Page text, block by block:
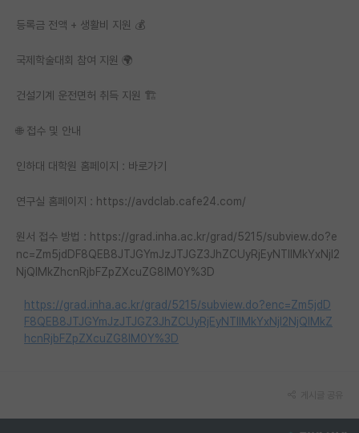
등록금 전액 + 생활비 지원 💰
국제학술대회 참여 지원 🌍
건설기계 운전면허 취득 지원 🏗️
🌐 접수 및 안내
인하대 대학원 홈페이지 : 바로가기
연구실 홈페이지 : https://avdclab.cafe24.com/
원서 접수 방법 : https://grad.inha.ac.kr/grad/5215/subview.do?e
nc=Zm5jdDF8QEB8JTJGYmJzJTJGZ3JhZCUyRjEyNTIlMkYxNjI2
NjQlMkZhcnRjbFZpZXcuZG8lM0Y%3D
https://grad.inha.ac.kr/grad/5215/subview.do?enc=Zm5jdD
F8QEB8JTJGYmJzJTJGZ3JhZCUyRjEyNTIlMkYxNjI2NjQlMkZ
hcnRjbFZpZXcuZG8lM0Y%3D